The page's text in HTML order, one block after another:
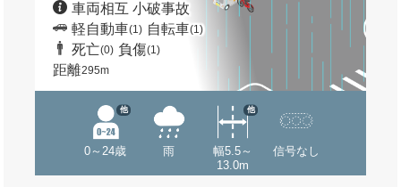
車両相互 小破事故
軽自動車(1) 自転車(1)
死亡(0) 負傷(1)
距離295m
0～24歳
他
雨
幅5.5～
13.0m
他
信号なし